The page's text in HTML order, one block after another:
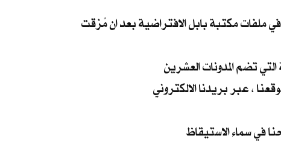
في ملفات مكتبة بابل الافتراضية بعد ان مُزقت
تضم المدونات العشرين
، عبر بريدنا الالكتروني
في سماء الاستيقاظ